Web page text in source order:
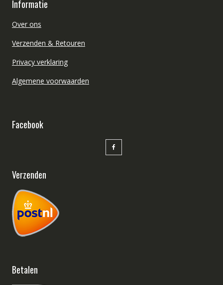
Informatie
Over ons
Verzenden & Retouren
Privacy verklaring
Algemene voorwaarden
Facebook
Verzenden
Betalen